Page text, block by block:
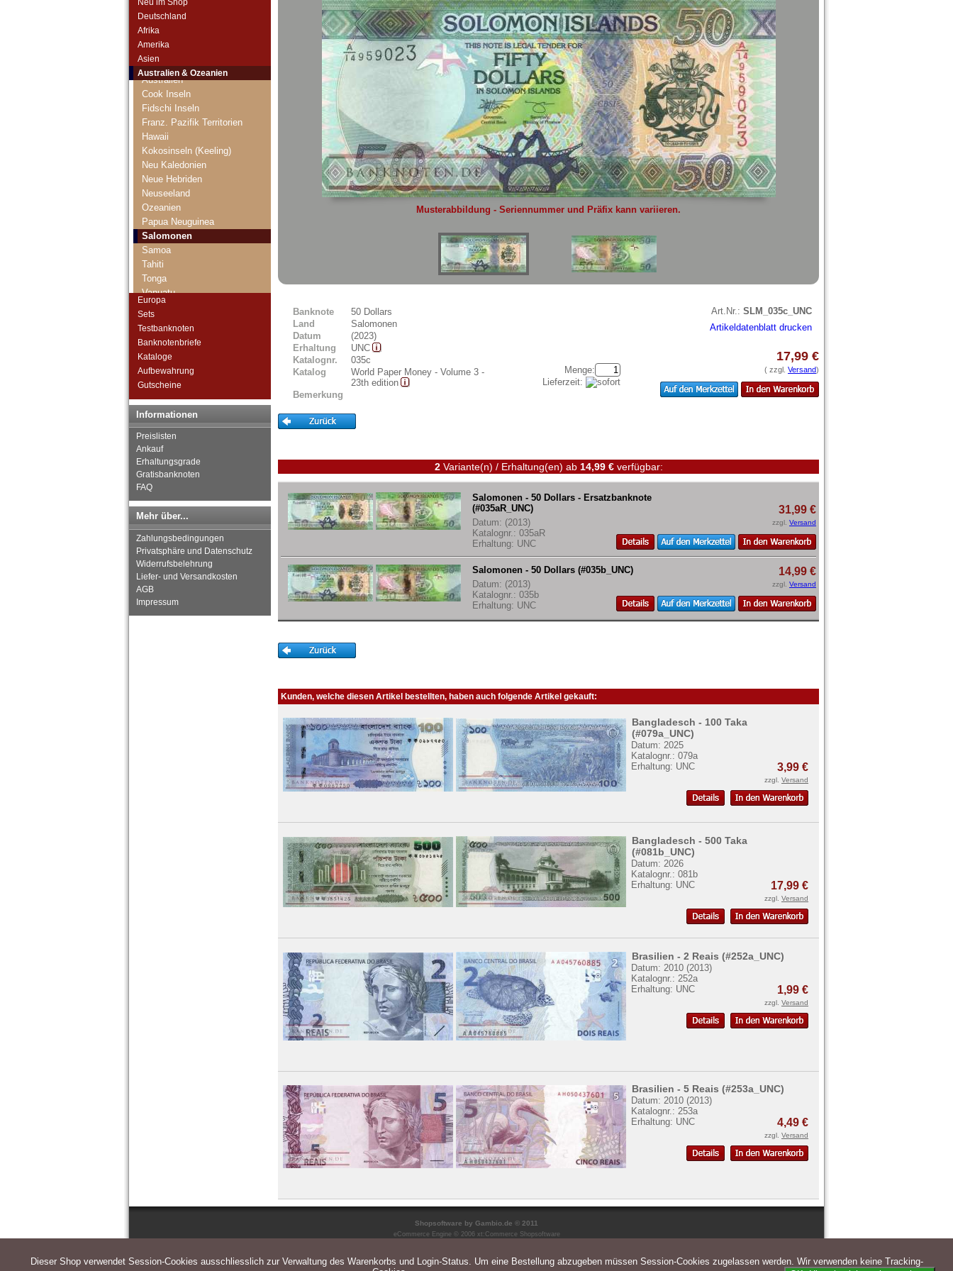
Siehier.
Deutschland
Afrika
Amerika
Asien
Australien & Ozeanien
Australien
Cook Inseln
Fidschi Inseln
Franz. Pazifik Territorien
Hawaii
Kokosinseln (Keeling)
Neu Kaledonien
Neue Hebriden
Neuseeland
Ozeanien
Papua Neuguinea
Salomonen
Samoa
Tahiti
Tonga
Vanuatu
Europa
Sets
Testbanknoten
Banknotenbriefe
Kataloge
Aufbewahrung
Gutscheine
Informationen
Preislisten
Ankauf
Erhaltungsgrade
Gratisbanknoten
FAQ
Mehr über...
Zahlungsbedingungen
Privatsphäre und Datenschutz
Widerrufsbelehrung
Liefer- und Versandkosten
AGB
Impressum
Musterabbildung - Seriennummer und Präfix kann variieren.
Banknote
50 Dollars
Land
Salomonen
Datum
(2023)
Erhaltung
UNC
Katalognr.
035c
Katalog
World Paper Money - Volume 3 -
23th edition
Bemerkung
Art.Nr.: SLM_035c_UNC
Artikeldatenblatt drucken
Menge:
Lieferzeit:
17,99 €
( zzgl. Versand)
2Variante(n) / Erhaltung(en) ab 14,99 €verfügbar:
Salomonen - 50 Dollars - Ersatzbanknote
(#035aR_UNC)
Datum: (2013)
Katalognr.: 035aR
Erhaltung: UNC
31,99 €
zzgl. Versand
Salomonen - 50 Dollars (#035b_UNC)
Datum: (2013)
Katalognr.: 035b
Erhaltung: UNC
14,99 €
zzgl. Versand
Kunden, welche diesen Artikel bestellten, haben auch folgende Artikel gekauft:
Bangladesch - 100 Taka
(#079a_UNC)
Datum: 2025
Katalognr.: 079a
Erhaltung: UNC
3,99 €
zzgl. Versand
Bangladesch - 500 Taka
(#081b_UNC)
Datum: 2026
Katalognr.: 081b
Erhaltung: UNC
17,99 €
zzgl. Versand
Brasilien - 2 Reais (#252a_UNC)
Datum: 2010 (2013)
Katalognr.: 252a
Erhaltung: UNC
1,99 €
zzgl. Versand
Brasilien - 5 Reais (#253a_UNC)
Datum: 2010 (2013)
Katalognr.: 253a
Erhaltung: UNC
4,49 €
zzgl. Versand
Shopsoftware by Gambio.de © 2011
eCommerce Engine © 2006 xt:Commerce Shopsoftware
Dieser Shop verwendet Session-Cookies ausschliesslich zur Verwaltung des Warenkorbs und Login-Status. Um eine Bestellung abzugeben müssen Session-Cookies zugelassen werden. Wir verwenden keine Tracking-